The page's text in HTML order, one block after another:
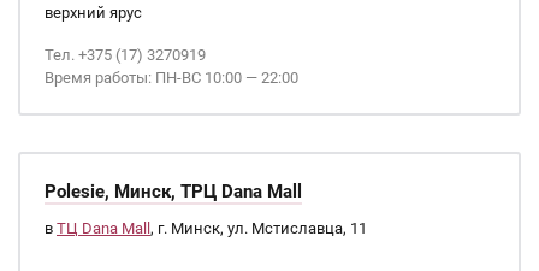
верхний ярус
Тел. +375 (17) 3270919
Время работы: ПН-ВС 10:00 — 22:00
Polesie, Минск, ТРЦ Dana Mall
в ТЦ Dana Mall , г. Минск, ул. Мстиславца, 11